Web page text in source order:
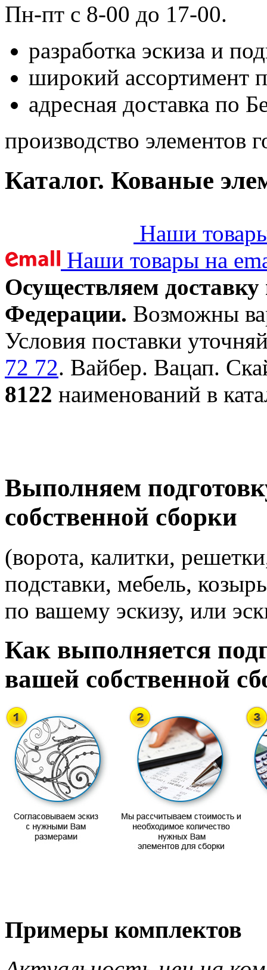
Пн-пт c 8-00 до 17-00.
разработка эскиза и
широкий ассортимент
адресная доставка по
производство элементов
Каталог. Кованые
Наши
Наши товары на
Осуществляем
Федерации. Возможны
Условия поставки
72 72. Вайбер. Вацап.
8122 наименований в
Выполняем
собственной сборки
(ворота, калитки,
подставки, мебель,
по вашему эскизу, или
Как выполняется
вашей собственной
Примеры комплектов